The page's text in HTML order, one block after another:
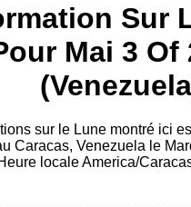
Sur
Mai 3 Of
sur le Lune montré ici
Caracas, Venezuela le
locale America/